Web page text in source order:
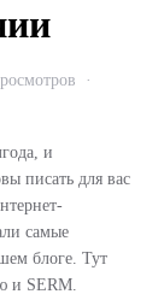
и
писать для вас
самые
блоге. Тут
и SERM.